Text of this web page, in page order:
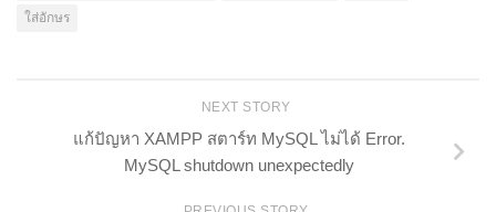
ใส่อักษร
NEXT STORY
แก้ปัญหา XAMPP สตาร์ท MySQL ไม่ได้ Error.
MySQL shutdown unexpectedly